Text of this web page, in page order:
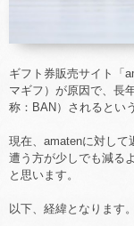
ギフト券販売サイト「
マギフ）が原因で、長
称：BAN）されるとい
現在、amatenに対して
遭う方が少しでも減る
と思います。
以下、経緯となります。